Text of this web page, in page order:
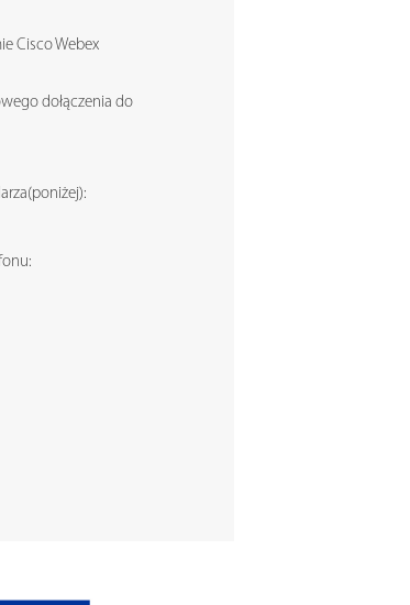
Cisco Webex
dołączenia do